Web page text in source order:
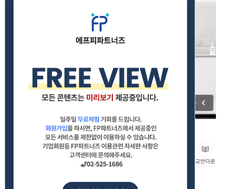
이달의 보험영업 전략브리핑_2026년 2월(2602)
#보험영업트렌드
교안다운